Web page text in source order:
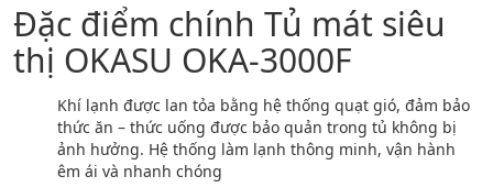
Đặc điểm chính Tủ mát siêu
thị OKASU OKA-3000F
Khí lạnh được lan tỏa bằng hệ thống quạt gió, đảm bảo
thức ăn – thức uống được bảo quản trong tủ không bị
ảnh hưởng. Hệ thống làm lạnh thông minh, vận hành
êm ái và nhanh chóng